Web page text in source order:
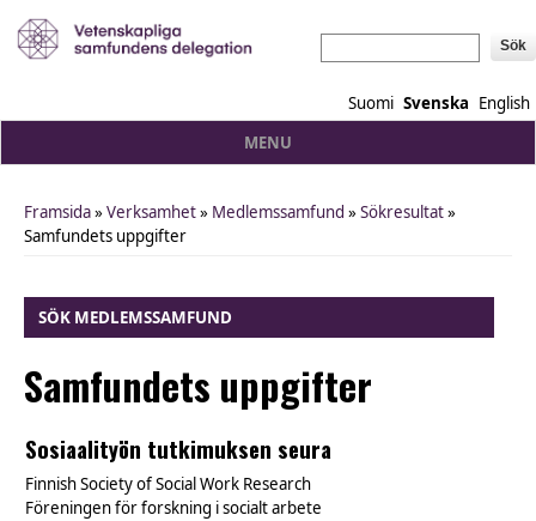
Suomi Svenska English
MENU
You are here
Framsida»Verksamhet» Medlemssamfund »Sökresultat»
Samfundets uppgifter
SÖK MEDLEMSSAMFUND
Samfundets uppgifter
Sosiaalityön tutkimuksen seura
Finnish Society of Social Work Research
Föreningen för forskning i socialt arbete